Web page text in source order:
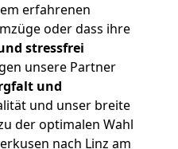
erfahrenen
oder dass ihre
stressfrei
unsere Partner
und
und unser breite
der optimalen Wahl
nach Linz am